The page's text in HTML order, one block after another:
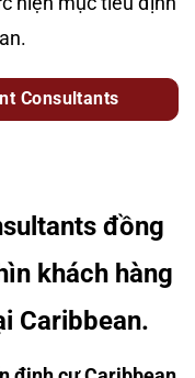
Consultants
đồng
khách hàng
Caribbean.